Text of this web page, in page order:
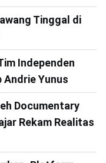
Tinggal di
Independen
Yunus
Documentary
Rekam Realitas